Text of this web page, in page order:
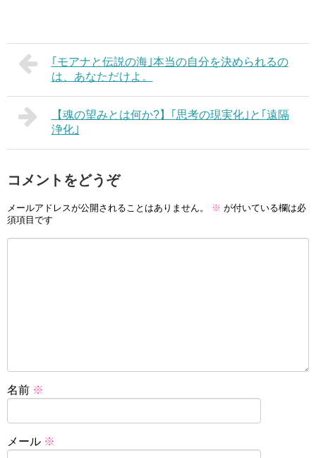
｢モアナと伝説の海｣本当の自分を決められるの
は、あなただけよ。
【魂の望みとは何か?】｢思考の現実化｣と｢遠隔
浄化｣
コメントをどうぞ
メールアドレスが公開されることはありません。 ※ が付いている欄は必
須項目です
名前 ※
メール ※